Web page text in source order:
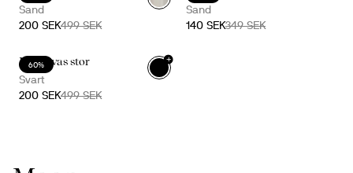
Sand
200 SEK499 SEK
Sand
140 SEK349 SEK
60%
Moon vas stor
Svart
200 SEK499 SEK
+